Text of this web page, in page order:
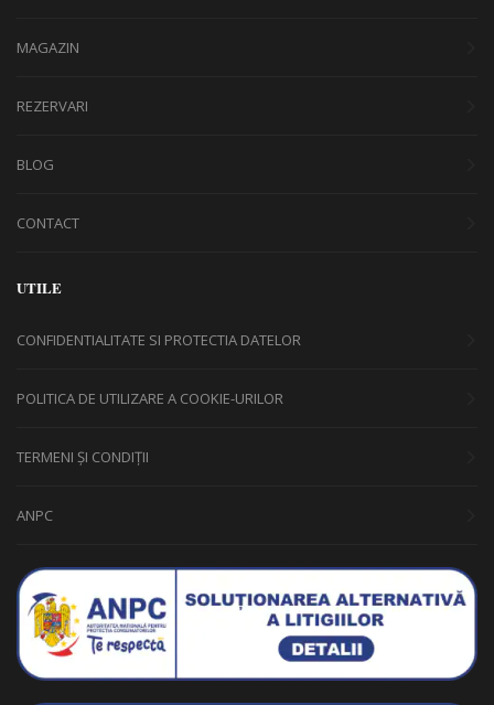
MAGAZIN
REZERVARI
BLOG
CONTACT
UTILE
CONFIDENTIALITATE SI PROTECTIA DATELOR
POLITICA DE UTILIZARE A COOKIE-URILOR
TERMENI ȘI CONDIȚII
ANPC